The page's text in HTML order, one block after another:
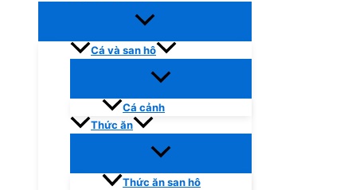
Cá và san hô
Cá cảnh
Thức ăn
Thức ăn san hô